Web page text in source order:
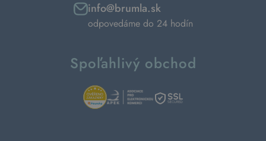
info@brumla.sk
odpovedáme do 24 hodín
Spoľahlivý obchod